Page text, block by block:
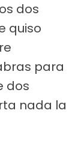
dos
quiso
para
dos
nada la